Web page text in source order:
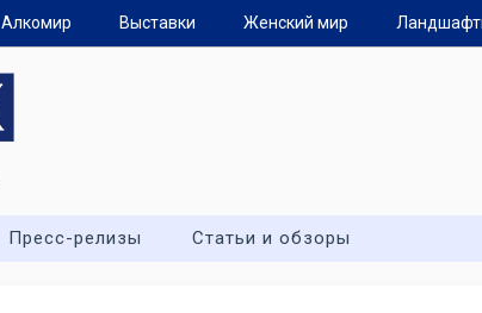
Алкомир Выставки Женский мир
Пресс-релизы Статьи и обзоры